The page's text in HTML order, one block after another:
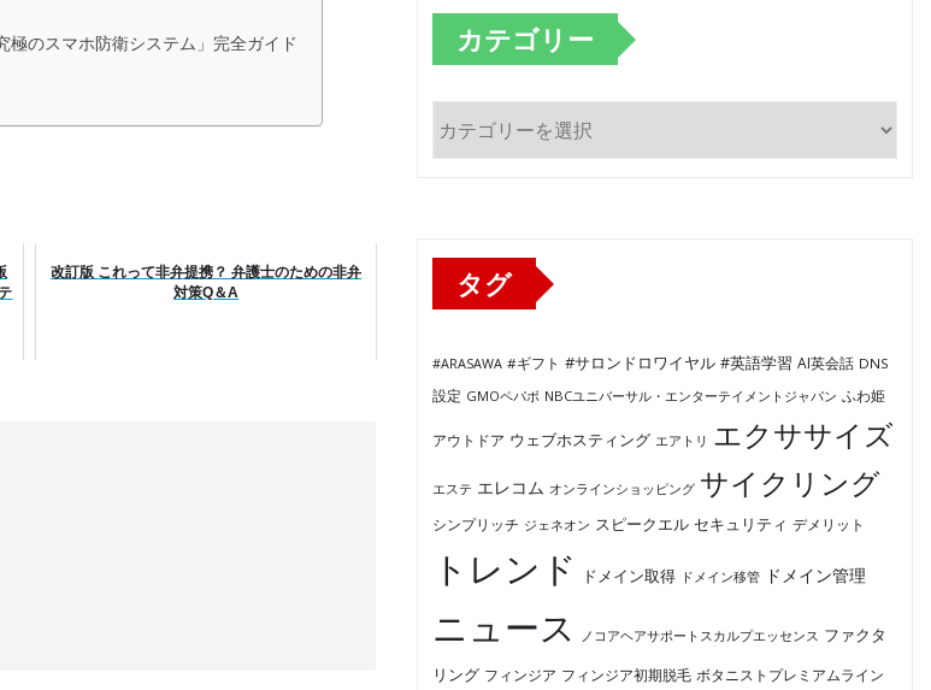
のスマホ防衛システム」完全ガイド
改訂版 これって非弁提携？ 弁護士のための非弁
対策Q＆A
カテゴリー
テ
タグ
#ARASAWA #ギフト #サロンドロワイヤル #英語学習 AI英会話 DNS
設定 GMOペパボ NBCユニバーサル・エンターテイメントジャパン ふわ姫
アウトドア ウェブホスティング エアトリ エクササイズ
エステ エレコム オンラインショッピング サイクリング
シンプリッチ ジェネオン スピークエル セキュリティ デメリット
トレンド ドメイン取得 ドメイン移管 ドメイン管理
ニュース ノコアヘアサポートスカルプエッセンス ファクタ
リング フィンジア フィンジア初期脱毛 ボタニストプレミアムライン